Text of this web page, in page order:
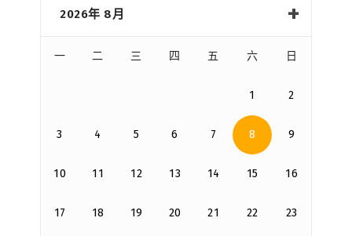
2026年 8月
一 二 三 四 五 六 日
1 2
3 4 5 6 7 8 9
10 11 12 13 14 15 16
17 18 19 20 21 22 23